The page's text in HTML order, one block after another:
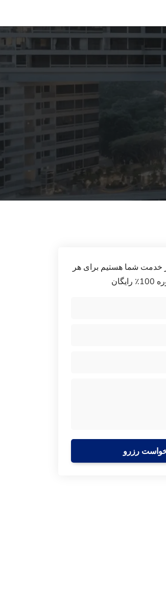
اینجا 24/7 در خدمت شما هستیم برای هر
رزرو